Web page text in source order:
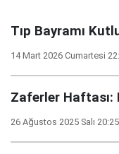
Tıp Bayramı
14 Mart 2026 Cumartesi
Zaferler Haftası:
26 Ağustos 2025 Salı 20:25